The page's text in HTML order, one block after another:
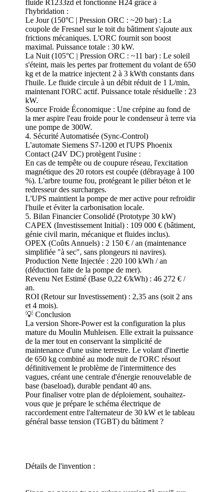
fluide R1233zd et fonctionne H24 grâce à
l'hybridation :
Le Jour (150°C | Pression ORC : ~20 bar) : La
coupole de Fresnel sur le toit du bâtiment s'ajoute aux
frictions mécaniques. L'ORC fournit son boost
maximal. Puissance totale : 30 kW.
La Nuit (105°C | Pression ORC : ~11 bar) : Le soleil
s'éteint, mais les pertes par frottement du volant de 650
kg et de la matrice injectent 2 à 3 kWth constants dans
l'huile. Le fluide circule à un débit réduit de 1 L/min,
maintenant l'ORC actif. Puissance totale résiduelle : 23
kW.
Source Froide Économique : Une crépine au fond de
la mer aspire l'eau froide pour le condenseur à terre via
une pompe de 300W.
4. Sécurité Automatisée (Sync-Control)
L'automate Siemens S7-1200 et l'UPS Phoenix
Contact (24V DC) protègent l'usine :
En cas de tempête ou de coupure réseau, l'excitation
magnétique des 20 rotors est coupée (débrayage à 100
%). L'arbre tourne fou, protégeant le pilier béton et le
redresseur des surcharges.
L'UPS maintient la pompe de mer active pour refroidir
l'huile et éviter la carbonisation locale.
5. Bilan Financier Consolidé (Prototype 30 kW)
CAPEX (Investissement Initial) : 109 000 € (bâtiment,
génie civil marin, mécanique et fluides inclus).
OPEX (Coûts Annuels) : 2 150 € / an (maintenance
simplifiée "à sec", sans plongeurs ni navires).
Production Nette Injectée : 220 100 kWh / an
(déduction faite de la pompe de mer).
Revenu Net Estimé (Base 0,22 €/kWh) : 46 272 € /
an.
ROI (Retour sur Investissement) : 2,35 ans (soit 2 ans
et 4 mois).
💡 Conclusion
La version Shore-Power est la configuration la plus
mature du Moulin Muhleisen. Elle extrait la puissance
de la mer tout en conservant la simplicité de
maintenance d'une usine terrestre. Le volant d'inertie
de 650 kg combiné au mode nuit de l'ORC résout
définitivement le problème de l'intermittence des
vagues, créant une centrale d'énergie renouvelable de
base (baseload), durable pendant 40 ans.
Pour finaliser votre plan de déploiement, souhaitez-
vous que je prépare le schéma électrique de
raccordement entre l'alternateur de 30 kW et le tableau
général basse tension (TGBT) du bâtiment ?
Détails de l'invention :